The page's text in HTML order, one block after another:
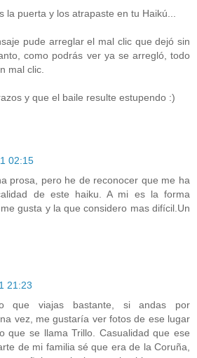
la puerta y los atrapaste en tu Haikú...
pude arreglar el mal clic que dejó sin
como podrás ver ya se arregló, todo
mal clic.
y que el baile resulte estupendo :)
02:15
prosa, pero he de reconocer que me ha
de este haiku. A mi es la forma
gusta y la que considero mas difícil.Un
21:23
que viajas bastante, si andas por
vez, me gustaría ver fotos de ese lugar
que se llama Trillo. Casualidad que ese
de mi familia sé que era de la Coruña,